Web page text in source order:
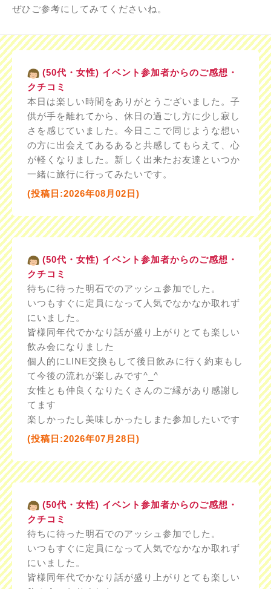
ぜひご参考にしてみてくださいね。
(50代・女性) イベント参加者からのご感想・
クチコミ
本日は楽しい時間をありがとうございました。子
供が手を離れてから、休日の過ごし方に少し寂し
さを感じていました。今日ここで同じような想い
の方に出会えてあるあると共感してもらえて、心
が軽くなりました。新しく出来たお友達といつか
一緒に旅行に行ってみたいです。
(投稿日:2026年08月02日)
(50代・女性) イベント参加者からのご感想・
クチコミ
待ちに待った明石でのアッシュ参加でした。
いつもすぐに定員になって人気でなかなか取れず
にいました。
皆様同年代でかなり話が盛り上がりとても楽しい
飲み会になりました
個人的にLINE交換もして後日飲みに行く約束もし
て今後の流れが楽しみです^_^
女性とも仲良くなりたくさんのご縁があり感謝し
てます
楽しかったし美味しかったしまた参加したいです
(投稿日:2026年07月28日)
(50代・女性) イベント参加者からのご感想・
クチコミ
待ちに待った明石でのアッシュ参加でした。
いつもすぐに定員になって人気でなかなか取れず
にいました。
皆様同年代でかなり話が盛り上がりとても楽しい